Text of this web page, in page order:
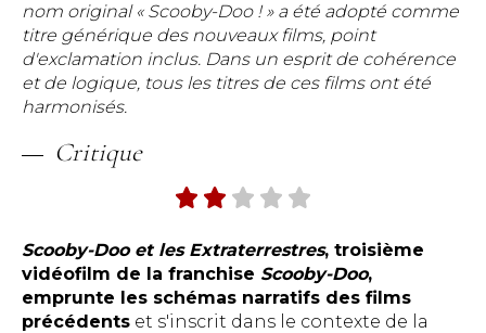
nom original « Scooby-Doo ! » a été adopté comme
titre générique des nouveaux films, point
d'exclamation inclus. Dans un esprit de cohérence
et de logique, tous les titres de ces films ont été
harmonisés.
Critique
Scooby-Doo et les Extraterrestres, troisième
vidéofilm de la franchise Scooby-Doo,
emprunte les schémas narratifs des films
précédents et s'inscrit dans le contexte de la